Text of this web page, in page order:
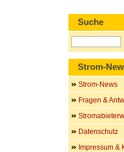
Suche
Strom-
Strom-News
Fragen &
Datenschutz
Impressum &